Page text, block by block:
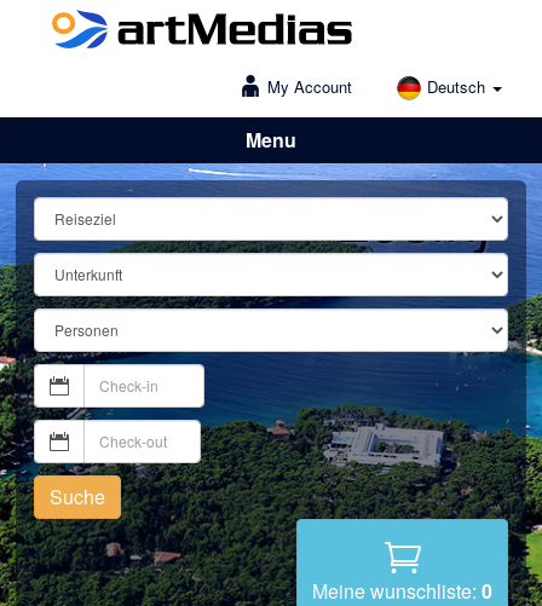
My Account Deutsch
Menu
Lošinj
Suche
Meine wunschliste: 0